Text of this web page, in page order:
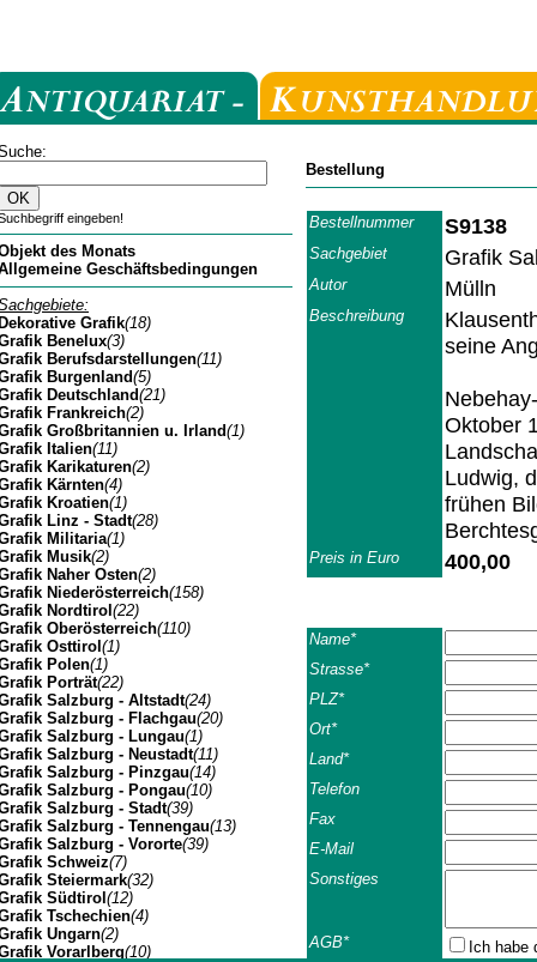
eingeben!
des Monats
Geschäftsbedingungen
Grafik(18)
Benelux(3)
Berufsdarstellungen(11)
Burgenland(5)
Deutschland(21)
Frankreich(2)
Großbritannien u. Irland(1)
Italien(11)
Karikaturen(2)
Kärnten(4)
Kroatien(1)
Linz - Stadt(28)
Militaria(1)
Musik(2)
Naher Osten(2)
Niederösterreich(158)
Nordtirol (22)
Oberösterreich(110)
Osttirol (1)
Polen(1)
Porträt(22)
Salzburg - Altstadt(24)
Salzburg - Flachgau(20)
Salzburg - Lungau(1)
Salzburg - Neustadt(11)
Salzburg - Pinzgau(14)
Salzburg - Pongau(10)
Salzburg - Stadt(39)
Salzburg - Tennengau(13)
Salzburg - Vororte(39)
Schweiz(7)
Steiermark(32)
Südtirol (12)
Tschechien(4)
Ungarn(2)
Vorarlberg(10)
Bestellung
Bestellnummer S9138
Sachgebiet Grafik
Autor Mülln
Beschreibung
seine
Oktober
Ludwig,
frühen
Preis in Euro 400,00
Name*
Strasse*
PLZ*
Ort*
Land*
Telefon
Fax
E-Mail
Sonstiges
AGB* Ich habe